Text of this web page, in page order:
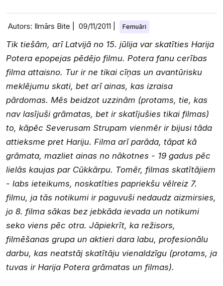
Autors: Ilmārs Bite | 09/11/2011 Femuāri
Tik tiešām, arī Latvijā no 15. jūlija var skatīties Harija
Potera epopejas pēdējo filmu. Potera fanu cerības
filma attaisno. Tur ir ne tikai cīņas un avantūrisku
meklējumu skati, bet arī ainas, kas izraisa
pārdomas. Mēs beidzot uzzinām (protams, tie, kas
nav lasījuši grāmatas, bet ir skatījušies tikai filmas)
to, kāpēc Severusam Strupam vienmēr ir bijusi tāda
attieksme pret Hariju. Filma arī parāda, tāpat kā
grāmata, mazliet ainas no nākotnes - 19 gadus pēc
lielās kaujas par Cūkkārpu. Tomēr, filmas skatītājiem
- labs ieteikums, noskatīties papriekšu vēlreiz 7.
filmu, ja tās notikumi ir paguvuši nedaudz aizmirsies,
jo 8. filma sākas bez jebkāda ievada un notikumi
seko viens pēc otra. Jāpiekrīt, ka režisors,
filmēšanas grupa un aktieri dara labu, profesionālu
darbu, kas neatstāj skatītāju vienaldzīgu (protams, ja
tuvas ir Harija Potera grāmatas un filmas).